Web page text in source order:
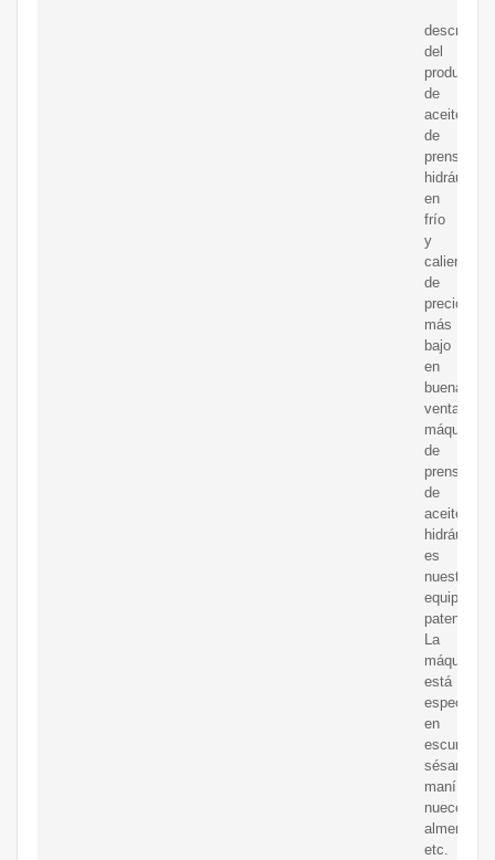
del
de
aceite
de
prensa
hidráulica
en
frío
y
caliente
de
precio
más
bajo
en
buena
ventaLa
máquina
de
prensado
de
aceite
hidráulico
es
nuestro
equipo
patentado.
La
máquina
está
en
escurrir
sésamo,
maní,
nueces,
almendras,
etc.